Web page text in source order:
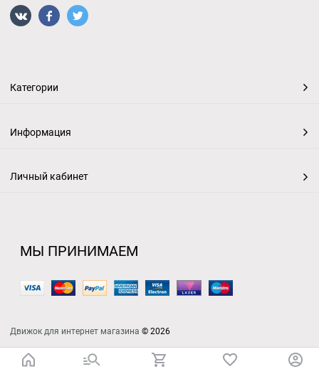
Категории
Информация
Личный кабинет
МЫ ПРИНИМАЕМ
Движок для интернет магазина © 2026